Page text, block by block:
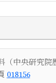
（中央研究院
018156